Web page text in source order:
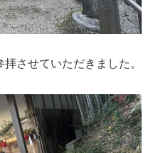
させていただきました。